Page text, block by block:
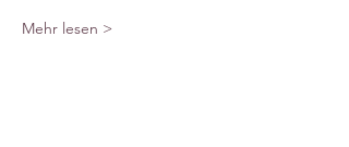
Mehr lesen >